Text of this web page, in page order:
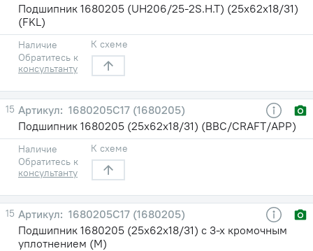
Подшипник 1680205 (UH206/25-2S.H.T) (25х62х18/31)
(FKL)
Наличие
Обратитесь к
консультанту
К схеме
15
1680205С17 (1680205)
Подшипник 1680205 (25х62х18/31) (BBC/CRAFT/APP)
Наличие
Обратитесь к
консультанту
К схеме
15
1680205С17 (1680205)
Подшипник 1680205 (25х62х18/31) с 3-х кромочным
уплотнением (М)